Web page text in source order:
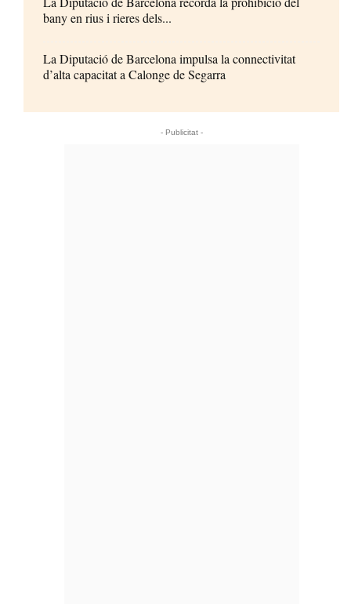
bany en rius i rieres dels...
La Diputació de Barcelona impulsa la connectivitat
d’alta capacitat a Calonge de Segarra
- Publicitat -